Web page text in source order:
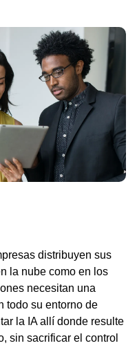
distribuyen sus
la nube como en los
necesitan una
todo su entorno de
la IA allí donde resulte
sin sacrificar el control